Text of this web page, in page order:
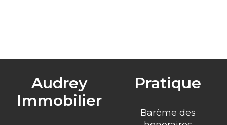
Audrey
Immobilier
Pratique
Barème des